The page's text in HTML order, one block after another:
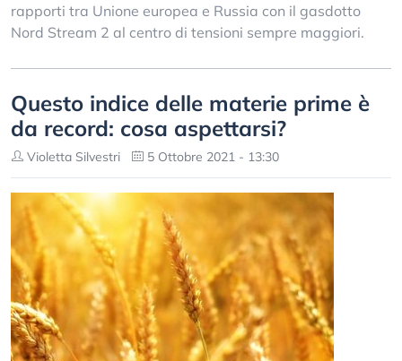
rapporti tra Unione europea e Russia con il gasdotto
Nord Stream 2 al centro di tensioni sempre maggiori.
Questo indice delle materie prime è
da record: cosa aspettarsi?
Violetta Silvestri 5 Ottobre 2021 - 13:30